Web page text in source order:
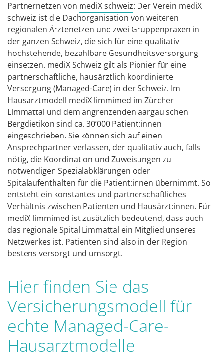
Partnernetzen von mediX schweiz: Der Verein mediX
schweiz ist die Dachorganisation von weiteren
regionalen Ärztenetzen und zwei Gruppenpraxen in
der ganzen Schweiz, die sich für eine qualitativ
hochstehende, bezahlbare Gesundheitsversorgung
einsetzen. mediX Schweiz gilt als Pionier für eine
partnerschaftliche, hausärztlich koordinierte
Versorgung (Managed-Care) in der Schweiz. Im
Hausarztmodell mediX limmimed im Zürcher
Limmattal und dem angrenzenden aargauischen
Bergdietikon sind ca. 30’000 Patient:innen
eingeschrieben. Sie können sich auf einen
Ansprechpartner verlassen, der qualitativ auch, falls
nötig, die Koordination und Zuweisungen zu
notwendigen Spezialabklärungen oder
Spitalaufenthalten für die Patient:innen übernimmt. So
entsteht ein konstantes und partnerschaftliches
Verhältnis zwischen Patienten und Hausärzt:innen. Für
mediX limmimed ist zusätzlich bedeutend, dass auch
das regionale Spital Limmattal ein Mitglied unseres
Netzwerkes ist. Patienten sind also in der Region
bestens versorgt und umsorgt.
Hier finden Sie das
Versicherungsmodell für
echte Managed-Care-
Hausarztmodelle